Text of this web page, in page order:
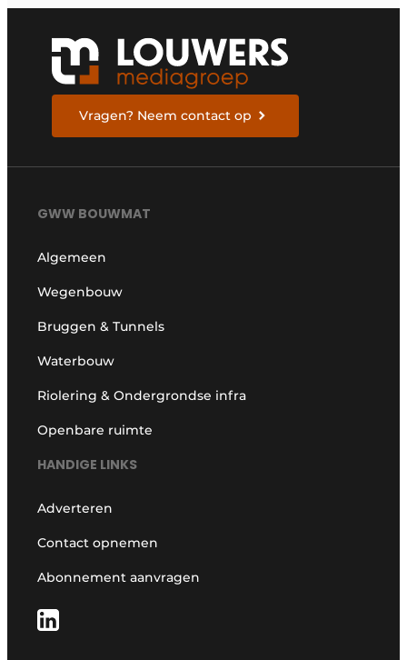
Vragen? Neem contact op
GWW BOUWMAT
Algemeen
Wegenbouw
Bruggen & Tunnels
Waterbouw
Riolering & Ondergrondse infra
Openbare ruimte
HANDIGE LINKS
Adverteren
Contact opnemen
Abonnement aanvragen